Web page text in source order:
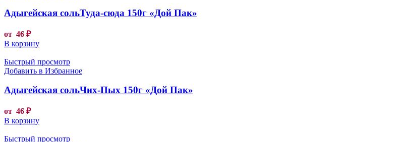
Адыгейская сольТуда-сюда 150г «Дой Пак»
от 46 ₽
В корзину
Быстрый просмотр
Добавить в Избранное
Адыгейская сольЧих-Пых 150г «Дой Пак»
от 46 ₽
В корзину
Быстрый просмотр